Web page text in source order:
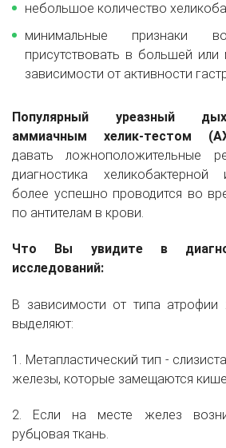
небольшое количество
минимальные признаки
присутствовать в большей
зависимости от активности
Популярный уреазный
аммиачным хелик-тестом
давать ложноположительные
диагностика хеликобактерной
более успешно проводится во
по антителам в крови.
Что Вы увидите в
исследований:
В зависимости от типа атрофии
выделяют:
1. Метапластический тип -
железы, которые замещаются
2. Если на месте желез
рубцовая ткань.